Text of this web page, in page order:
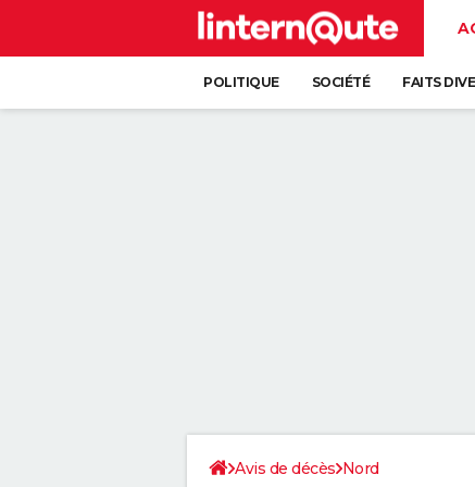
POLITIQUE SOCIÉTÉ FAITS
Avis de décès Nord